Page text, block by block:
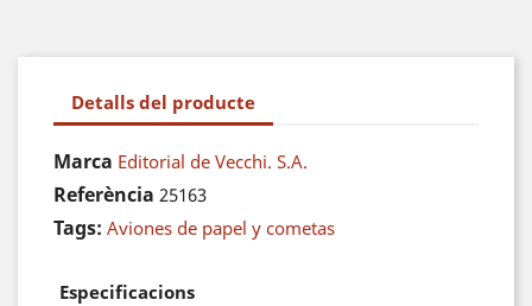
Detalls del producte
Marca Editorial de Vecchi. S.A.
Referència 25163
Tags: Aviones de papel y cometas
Especificacions